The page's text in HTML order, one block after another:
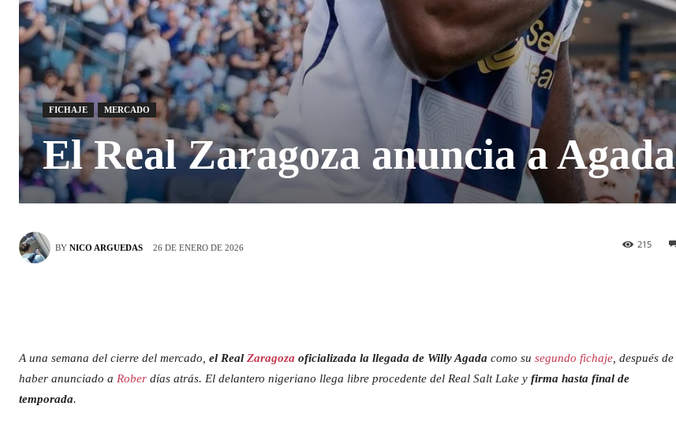
FICHAJE MERCADO
El Real Zaragoza anuncia a Agada
BY NICO ARGUEDAS 26 DE ENERO DE 2026 215
A una semana del cierre del mercado, el Real Zaragoza oficializada la llegada de Willy Agada como su segundo fichaje, después de
haber anunciado a Rober días atrás. El delantero nigeriano llega libre procedente del Real Salt Lake y firma hasta final de
temporada.